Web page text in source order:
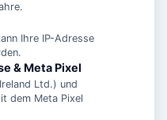
Ihre IP-Adresse
& Meta Pixel
Ltd.) und
dem Meta Pixel